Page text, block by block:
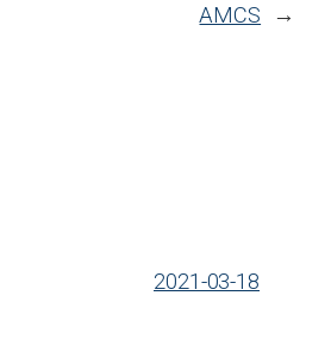
AMCS →
2021-03-18